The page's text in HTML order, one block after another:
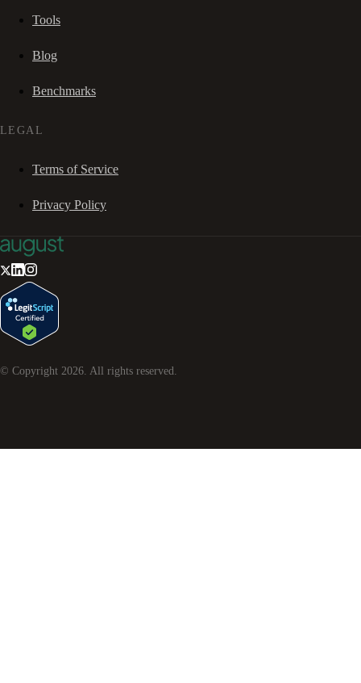
Tools
Blog
Benchmarks
LEGAL
Terms of Service
Privacy Policy
© Copyright 2026 . All rights reserved.